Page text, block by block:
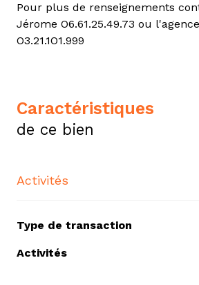
Pour plus de renseignements
Jérome O6.61.25.49.73 ou
O3.21.1O1.999
caractéristiques
de ce bien
Activités
Type de transaction
Activités